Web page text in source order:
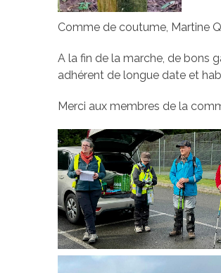
Comme de coutume, Martine
A la fin de la marche, de bons
adhérent de longue date et
Merci aux membres de la